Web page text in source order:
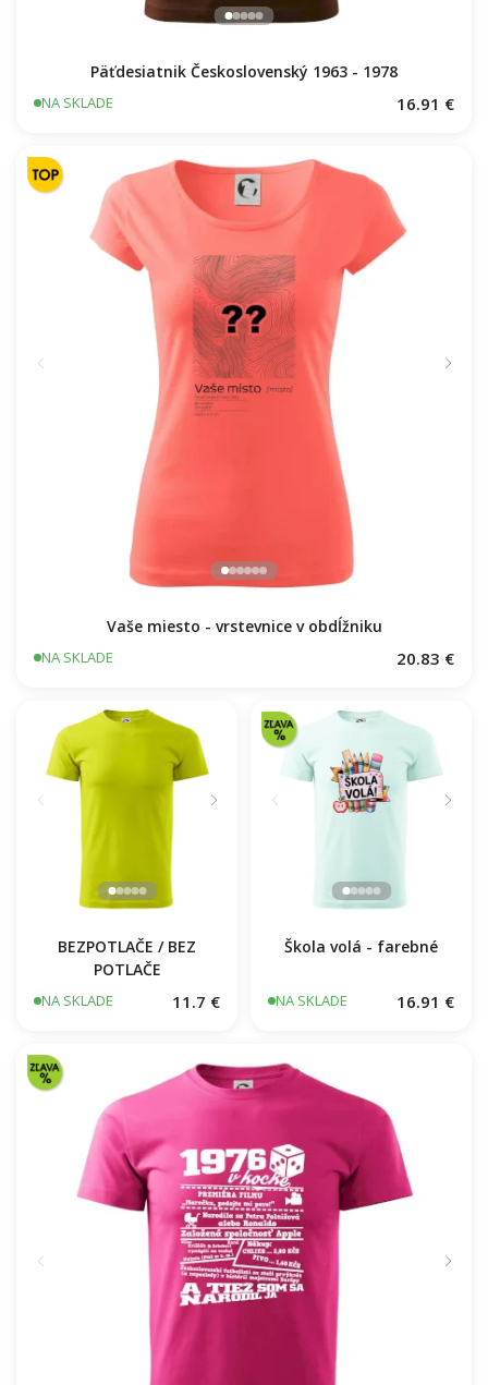
Päťdesiatnik Československý 1963 - 1978
NA SKLADE 16.91 €
Vaše miesto - vrstevnice v obdĺžniku
NA SKLADE 20.83 €
BEZPOTLAČE / BEZ
POTLAČE
NA SKLADE 11.7 €
Škola volá - farebné
NA SKLADE 16.91 €